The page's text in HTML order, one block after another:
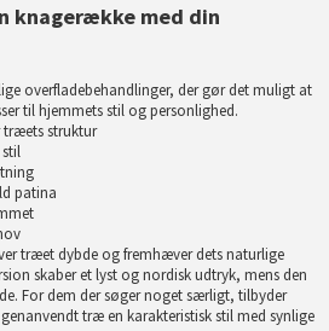
knagerække med din
overfladebehandlinger, der gør det muligt at
til hjemmets stil og personlighed.
struktur
patina
træet dybde og fremhæver dets naturlige
skaber et lyst og nordisk udtryk, mens den
For dem der søger noget særligt, tilbyder
træ en karakteristisk stil med synlige